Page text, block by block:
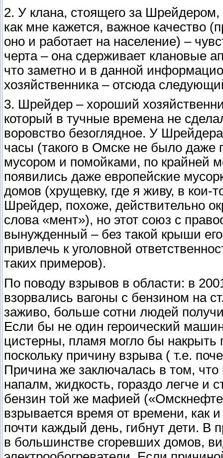
2. У клана, стоящего за Шрейдером,
как мне кажется, важное качество
оно и работает на население) –
черта – она сдерживает клановые
что заметно и в данной
хозяйственника – отсюда
3. Шрейдер – хороший
который в тучные времена не
воровство безоглядное. У
часы (такого в Омске не было
мусором и помойками, по крайней
появились даже европейские
домов (хрущевку, где я живу, в кои-
Шрейдер, похоже, действительно
слова «мент»), но этот союз с
вынужденный – без такой крыши
привлечь к уголовной
таких примеров).
По поводу взрывов в области: в
взорвались вагоны с бензином на
заживо, больше сотни людей
Если бы не один героический
цистерны, пламя могло бы накрыть
поскольку причину взрыва ( т.е.
Причина же заключалась в том,
напалм, жидкость, гораздо легче и
бензин той же мафией
взрывается время от времени, как
почти каждый день, гибнут дети. В
в большинстве сгоревших домов,